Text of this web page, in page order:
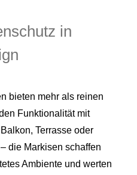
in
bieten mehr als reinen
Funktionalität mit
Terrasse oder
die Markisen schaffen
Ambiente und werten